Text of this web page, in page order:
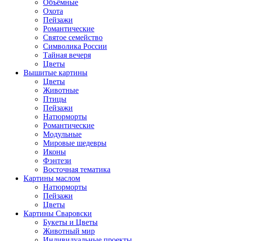
Объёмные
Охота
Пейзажи
Романтические
Святое семейство
Символика России
Тайная вечеря
Цветы
Вышитые картины
Цветы
Животные
Птицы
Пейзажи
Натюрморты
Романтические
Модульные
Мировые шедевры
Иконы
Фэнтези
Восточная тематика
Картины маслом
Натюрморты
Пейзажи
Цветы
Картины Сваровски
Букеты и Цветы
Животный мир